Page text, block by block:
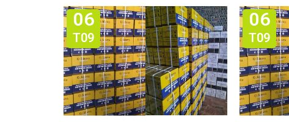
06
T09
06
T09